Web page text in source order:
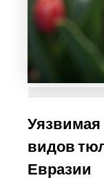
Уязвимая
видов
Евразии